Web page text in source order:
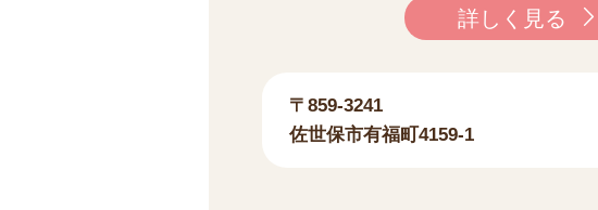
詳しく見る
〒859-3241
佐世保市有福町4159-1